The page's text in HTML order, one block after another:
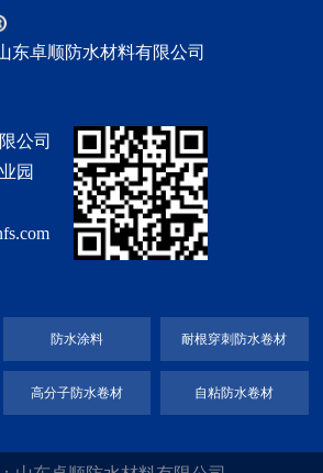
东卓顺防水材料有限公司
公司
园
防水涂料 耐根穿刺防水卷材
高分子防水卷材 自粘防水卷材